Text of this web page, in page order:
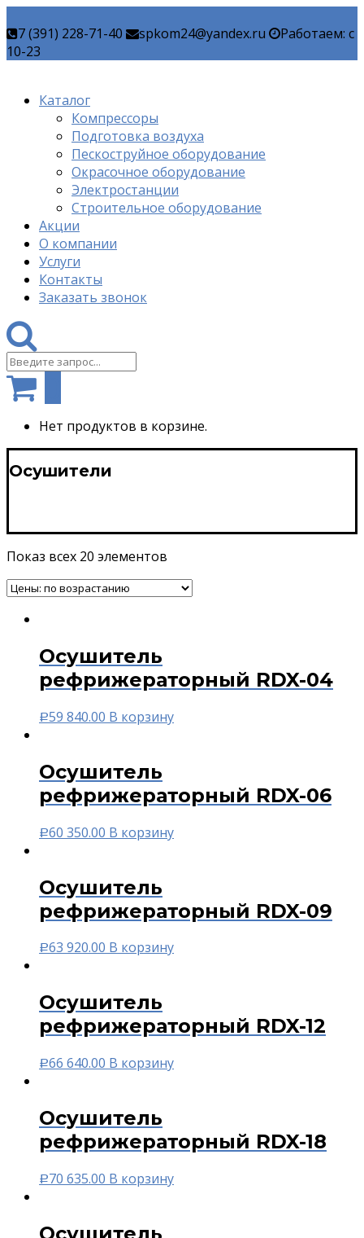
7 (391) 228-71-40 spkom24@yandex.ru
Работаем: c
10-23
Каталог
Компрессоры
Подготовка воздуха
Пескоструйное оборудование
Окрасочное оборудование
Электростанции
Строительное оборудование
Акции
О компании
Услуги
Контакты
Заказать звонок
Нет продуктов в корзине.
Осушители
Показ всех 20 элементов
Осушитель
рефрижераторный RDX-04
Р59 840.00 В корзину
Осушитель
рефрижераторный RDX-06
Р60 350.00 В корзину
Осушитель
рефрижераторный RDX-09
Р63 920.00 В корзину
Осушитель
рефрижераторный RDX-12
Р66 640.00 В корзину
Осушитель
рефрижераторный RDX-18
Р70 635.00 В корзину